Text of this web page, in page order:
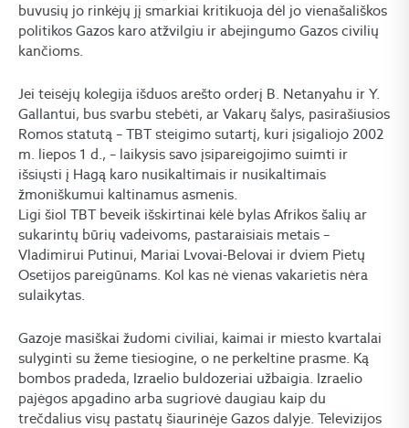
buvusių jo rinkėjų jį smarkiai kritikuoja dėl jo vienašališkos
politikos Gazos karo atžvilgiu ir abejingumo Gazos civilių
kančioms.
Jei teisėjų kolegija išduos arešto orderį B. Netanyahu ir Y.
Gallantui, bus svarbu stebėti, ar Vakarų šalys, pasirašiusios
Romos statutą – TBT steigimo sutartį, kuri įsigaliojo 2002
m. liepos 1 d., – laikysis savo įsipareigojimo suimti ir
išsiųsti į Hagą karo nusikaltimais ir nusikaltimais
žmoniškumui kaltinamus asmenis.
Ligi šiol TBT beveik išskirtinai kėlė bylas Afrikos šalių ar
sukarintų būrių vadeivoms, pastaraisiais metais –
Vladimirui Putinui, Mariai Lvovai-Belovai ir dviem Pietų
Osetijos pareigūnams. Kol kas nė vienas vakarietis nėra
sulaikytas.
Gazoje masiškai žudomi civiliai, kaimai ir miesto kvartalai
sulyginti su žeme tiesiogine, o ne perkeltine prasme. Ką
bombos pradeda, Izraelio buldozeriai užbaigia. Izraelio
pajėgos apgadino arba sugriovė daugiau kaip du
trečdalius visų pastatų šiaurinėje Gazos dalyje. Televizijos